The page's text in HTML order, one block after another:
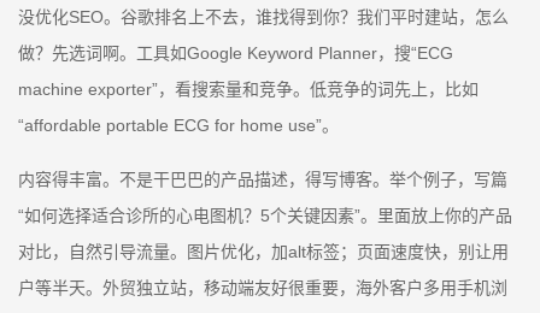
没优化SEO。谷歌排名上不去，谁找得到你？我们平时建站，怎么
做？先选词啊。工具如Google Keyword Planner，搜“ECG
machine exporter”，看搜索量和竞争。低竞争的词先上，比如
“affordable portable ECG for home use”。
内容得丰富。不是干巴巴的产品描述，得写博客。举个例子，写篇
“如何选择适合诊所的心电图机？5个关键因素”。里面放上你的产品
对比，自然引导流量。图片优化，加alt标签；页面速度快，别让用
户等半天。外贸独立站，移动端友好很重要，海外客户多用手机浏